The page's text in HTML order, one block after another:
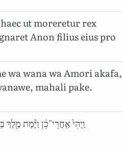
ut moreretur rex
Anon filius eius pro
wa wana wa Amori akafa,
mahali pake.
וַֽיְהִי֙ אַֽחֲרֵי־כֵ֔ן וַיָּ֕מָת מֶ֖לֶךְ